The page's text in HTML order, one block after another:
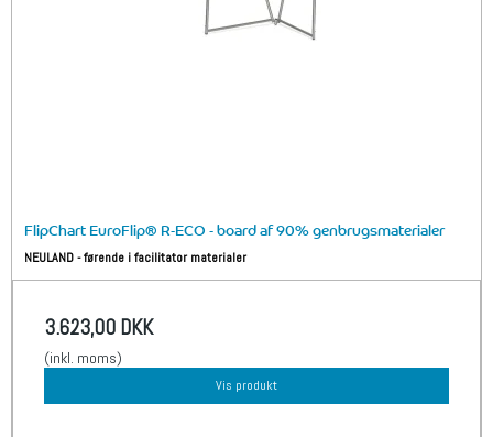
FlipChart EuroFlip® R-ECO - board af 90% genbrugsmaterialer
NEULAND - førende i facilitator materialer
3.623,00 DKK
(inkl. moms)
Vis produkt